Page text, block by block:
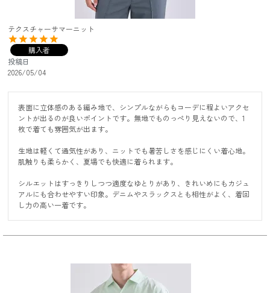
テクスチャーサマーニット
購入者
投稿日
2026/05/04
表面に立体感のある編み地で、シンプルながらもコーデに程よいアクセ
ントが出るのが良いポイントです。無地でものっぺり見えないので、1
枚で着ても雰囲気が出ます。
生地は軽くて通気性があり、ニットでも暑苦しさを感じにくい着心地。
肌触りも柔らかく、夏場でも快適に着られます。
シルエットはすっきりしつつ適度なゆとりがあり、きれいめにもカジュ
アルにも合わせやすい印象。デニムやスラックスとも相性がよく、着回
し力の高い一着です。